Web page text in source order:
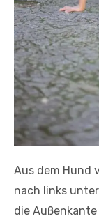
Aus dem Hund
nach links
die